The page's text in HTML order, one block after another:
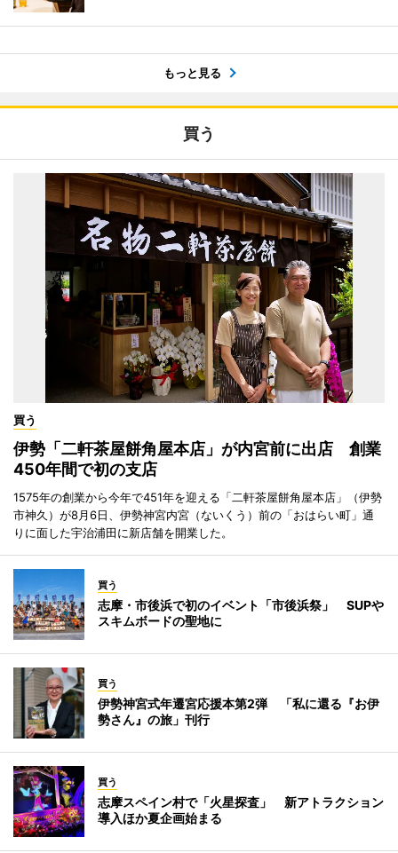
もっと見る
買う
買う
伊勢「二軒茶屋餅角屋本店」が内宮前に出店 創業
450年間で初の支店
1575年の創業から今年で451年を迎える「二軒茶屋餅角屋本店」（伊勢
市神久）が8月6日、伊勢神宮内宮（ないくう）前の「おはらい町」通
りに面した宇治浦田に新店舗を開業した。
買う
志摩・市後浜で初のイベント「市後浜祭」 SUPや
スキムボードの聖地に
買う
伊勢神宮式年遷宮応援本第2弾 「私に還る『お伊
勢さん』の旅」刊行
買う
志摩スペイン村で「火星探査」 新アトラクション
導入ほか夏企画始まる